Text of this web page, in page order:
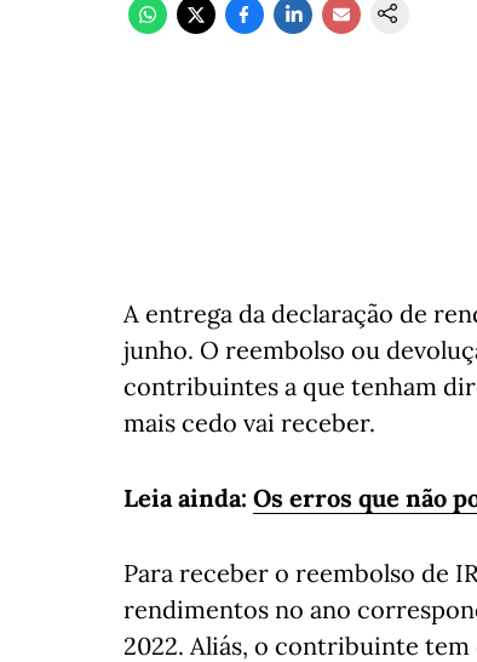
A entrega da declaração de
junho. O reembolso ou
contribuintes a que tenham
mais cedo vai receber.
Leia ainda: Os erros que não
Para receber o reembolso de
rendimentos no ano
2022. Aliás, o contribuinte